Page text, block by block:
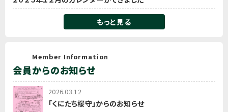
もっと見る
Member Information
会員からのお知らせ
2026.03.12
「くにたち桜守」からのお知らせ